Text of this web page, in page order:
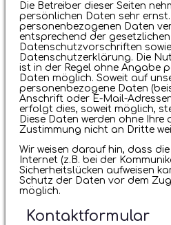
Die Betreiber dieser Seiten
persönlichen Daten sehr
personenbezogenen Daten
entsprechend der gesetzlichen
Datenschutzvorschriften
Datenschutzerklärung. Die
ist in der Regel ohne Angabe
Daten möglich. Soweit auf
personenbezogene Daten
Anschrift oder E-Mail-
erfolgt dies, soweit möglich,
Diese Daten werden ohne Ihre
Zustimmung nicht an Dritte
Wir weisen darauf hin, dass
Internet (z.B. bei der
Sicherheitslücken aufweisen
Schutz der Daten vor dem
möglich.
Kontaktformular